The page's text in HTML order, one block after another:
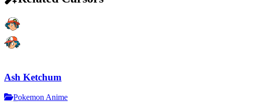
Ash Ketchum
Pokemon Anime